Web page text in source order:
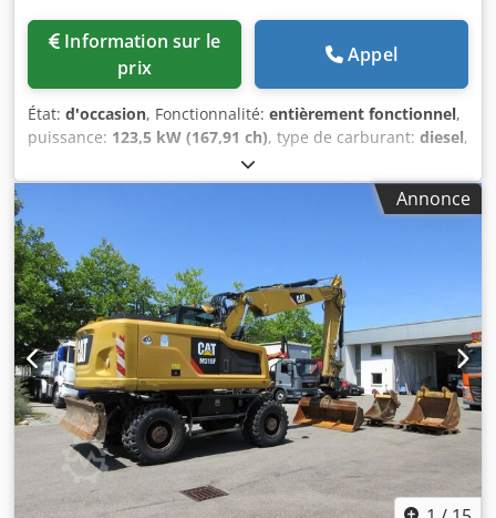
prix
Appel
État: d'occasion, Fonctionnalité: entièrement fonctionnel,
puissance: 123,5 kW (167,91 ch), type de carburant: diesel,
, poids en ordre de marche:
Année de construction:2010, heures de fonctionnement:
climatisation, flèche réglable,
hydraulique
fabrication : 2010 11 000 heures Moteur CAT 6 cylindres,
123,5 kW 18 500 kg 30 km/h Béquilles + lame Flèche
modulable Climatisation automatique Powertilt SW MS21
hydraulique 3 godets Caméra Commande par joystick
Chodpfxsy A Sppe Aiisa Toutes les lignes hydrauliques
Annonce